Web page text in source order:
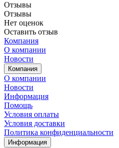
Отзывы
Отзывы
Нет оценок
Оставить отзыв
Компания
О компании
Новости
Компания
О компании
Новости
Информация
Помощь
Условия оплаты
Условия доставки
Политика конфиденциальности
Информация